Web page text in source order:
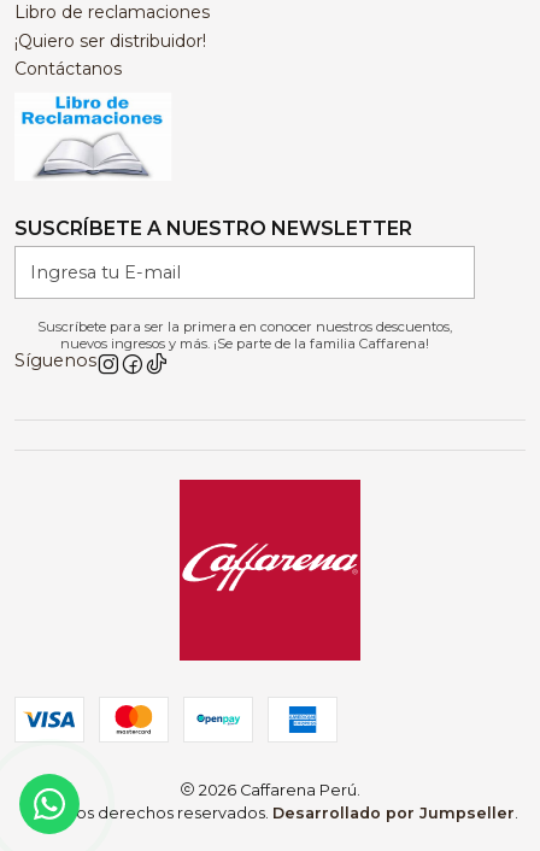
Libro de reclamaciones
¡Quiero ser distribuidor!
Contáctanos
SUSCRÍBETE A NUESTRO NEWSLETTER
Suscríbete para ser la primera en conocer nuestros descuentos,
nuevos ingresos y más. ¡Se parte de la familia Caffarena!
Síguenos
2026 Caffarena Perú.
Todos los derechos reservados. Desarrollado por Jumpseller